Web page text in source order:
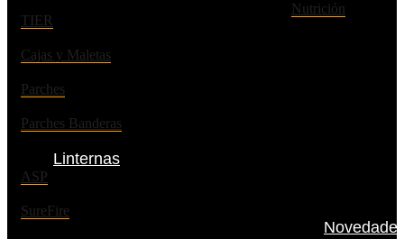
TIER
Cajas y Maletas
Parches
Parches Banderas
Nutrición
Linternas
ASP
SureFire